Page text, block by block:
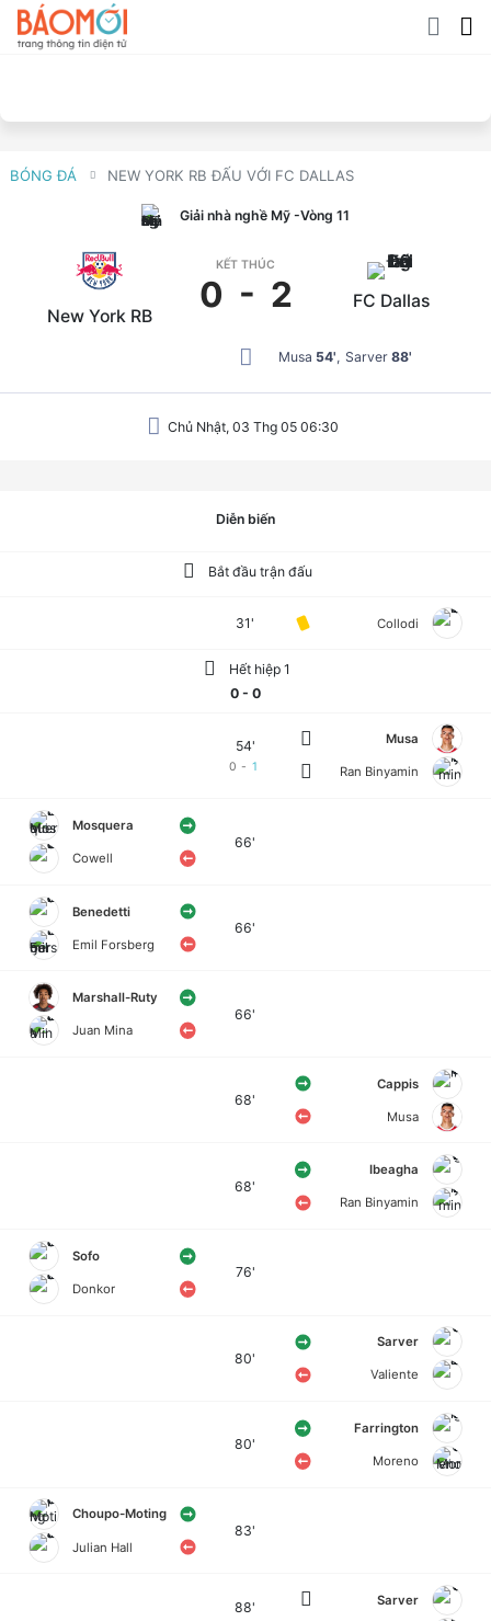
BÓNG ĐÁ NEW YORK RB ĐẤU VỚI FC DALLAS
Giải nhà nghề Mỹ -Vòng 11
New York RB
KẾT THÚC
0 - 2 FC Dallas
Musa 54' Sarver 88'
Chủ Nhật, 03 Thg 05 06:30
Diễn biến
Bắt đầu trận đấu
31' Collodi
Hết hiệp 1
0 - 0
54'
0- 1
Musa
Ran Binyamin
Mosquera
Cowell
66'
Benedetti
Emil Forsberg
66'
Marshall-Ruty
Juan Mina
66'
68'
Cappis
Musa
68'
Ibeagha
Ran Binyamin
Sofo
Donkor
76'
80'
Sarver
Valiente
80'
Farrington
Moreno
Choupo-Moting
Julian Hall
83'
88' Sarver